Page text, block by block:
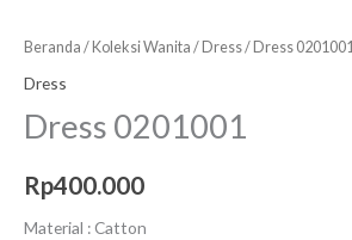
Beranda / Koleksi Wanita / Dress/ Dress 0201001
Dress
Dress 0201001
Rp400.000
Material : Catton